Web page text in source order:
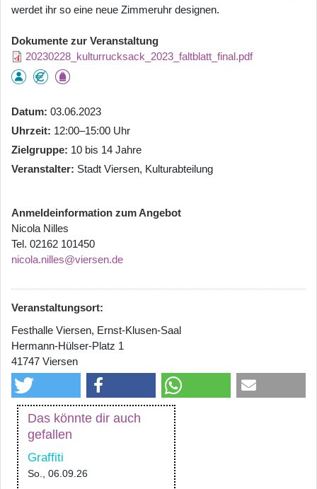
werdet ihr so eine neue Zimmeruhr designen.
Dokumente zur Veranstaltung
20230228_kulturrucksack_2023_faltblatt_final.pdf
Datum 03.06.2023
Uhrzeit 12:00–15:00 Uhr
Zielgruppe 10 bis 14 Jahre
Veranstalter Stadt Viersen, Kulturabteilung
Anmeldeinformation zum Angebot
Nicola Nilles
Tel. 02162 101450
nicola.nilles@viersen.de
Veranstaltungsort:
Festhalle Viersen, Ernst-Klusen-Saal
Hermann-Hülser-Platz 1
41747 Viersen
Das könnte dir auch
gefallen
Graffiti
So., 06.09.26